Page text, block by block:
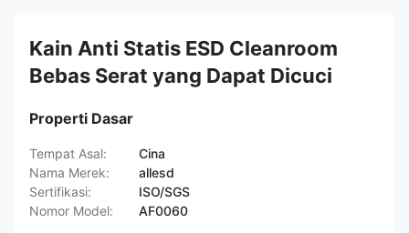
Kain Anti Statis ESD Cleanroom
Bebas Serat yang Dapat Dicuci
Properti Dasar
Tempat Asal:
Cina
Nama Merek:
allesd
Sertifikasi:
ISO/SGS
Nomor Model:
AF0060